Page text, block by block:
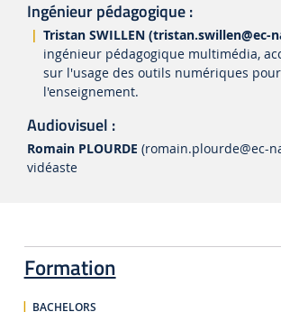
Formation
BACHELORS
Ingénieur pédagogique :
Tristan SWILLEN (tristan.swillen@ec-
ingénieur pédagogique multimédia,
sur l'usage des outils numériques pour
l'enseignement.
Audiovisuel :
Romain PLOURDE (romain.plourde@ec-
vidéaste